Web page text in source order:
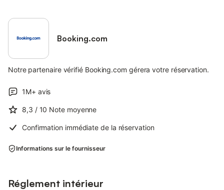
Booking.com
Notre partenaire vérifié Booking.com gérera votre réservation.
1M+ avis
8,3 / 10 Note moyenne
Confirmation immédiate de la réservation
Informations sur le fournisseur
Réglement intérieur